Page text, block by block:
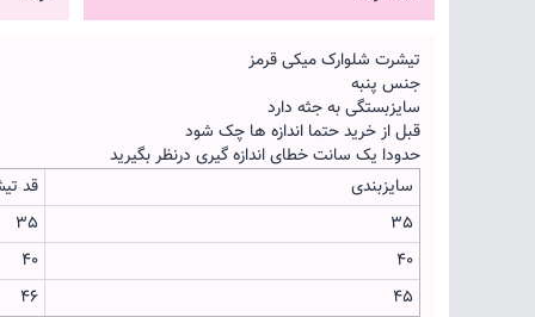
تیشرت شلوارک میکی قرمز
جنس پنبه
سایزبستگی به جثه دارد
قبل از خرید حتما اندازه ها چک شود
حدودا یک سانت خطای اندازه گیری درنظر بگیرید
سایزبندی
قد
35
35
40
40
45
46